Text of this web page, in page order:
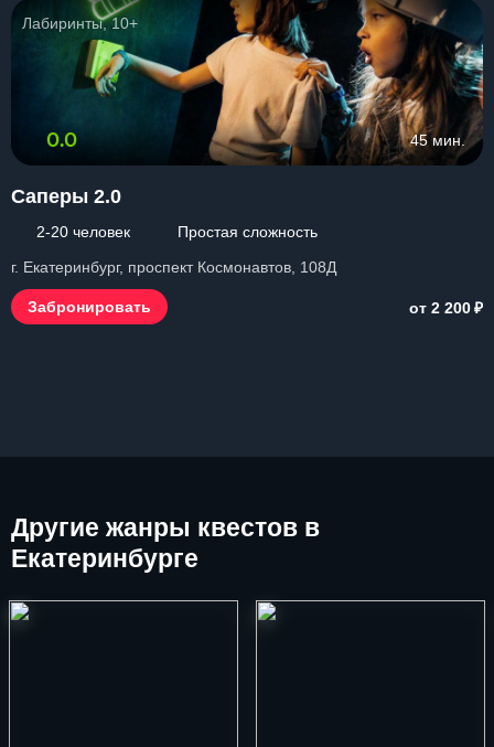
Лабиринты, 10+
0.0 45 мин.
Саперы 2.0
2-20 человек
Простая сложность
г. Екатеринбург, проспект Космонавтов, 108Д
Забронировать от 2 200₽
Другие жанры квестов в
Екатеринбурге